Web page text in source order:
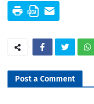
Post a Comment